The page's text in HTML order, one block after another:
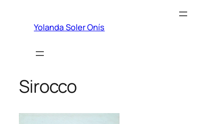
Yolanda Soler Onís
Sirocco